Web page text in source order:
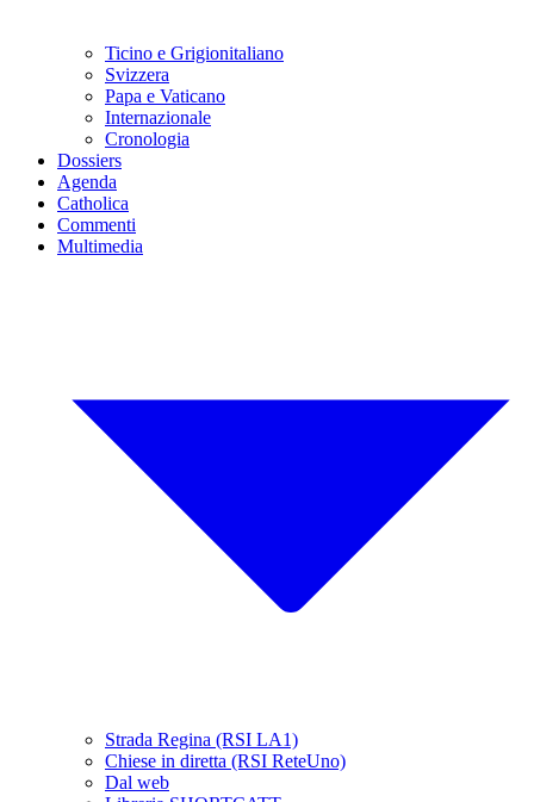
Ticino e Grigionitaliano
Svizzera
Papa e Vaticano
Internazionale
Cronologia
Dossiers
Agenda
Catholica
Commenti
Multimedia
Strada Regina (RSI LA1)
Chiese in diretta (RSI ReteUno)
Dal web